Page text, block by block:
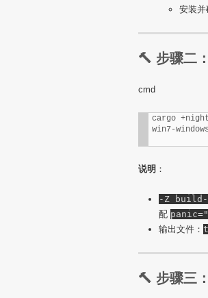
安装并
🔨 步骤二
cmd
cargo
win7-
说明 ：
-Z
配
输出文件：
🔨 步骤三